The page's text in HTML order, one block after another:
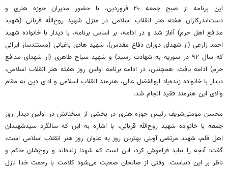
این برنامه از صبح جمعه ۲۰ فروردین، با حضور مدیران حوزه هنری و
دست‌اندركاران هفته هنر انقلاب اسلامی در منزل شهید روح‌الله قربانی (شهید
مدافع اهل حرم) آغاز شد و در ادامه، بر اساس برنامه، با دیدار با خانواده شهید
احمد زارعی (از شهدای دوران دفاع مقدس)، شهید هادی باغبانی (مستندساز ایرانی
كه سال ۹۲ در سوریه به شهادت رسید) و شهید سیاح طاهری (از شهدای مدافع
حرم) ادامه یافت. همچنین، در ادامه برنامه اولین روز هفته هنر انقلاب اسلامی،
دیدار با خانواده زنده‌یاد ابوالفضل عالی، هنرمند انقلاب اسلامی و ادای دین به مقام
والای این هنرمند فقید انجام شد.
محسن مومنی‌شریف رئیس حوزه هنری در بخشی از سخنانش در اولین دیدار روز
جمعه با خانواده شهید روح‌الله قربانی، با اشاره به این كه سالگرد سیدشهیدان
اهل قلم، شهید مرتضی آوینی بهترین روز به عنوان روز هنر انقلاب اسلامی است،
گفت: آنچه را نباید فراموش كرد، این است كه شهدا زنده‌اند و روح‌شان حاكم و
ناظر بر این دنیاست. وقتی از صالحان صحبت می‌شود كلامت با رحمت خدا نازل